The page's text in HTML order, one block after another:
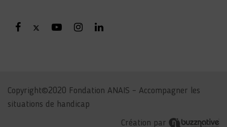
Copyright©2020 Fondation ANAIS – Accompagner les
situations de handicap
Création par